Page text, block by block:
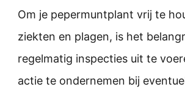
Om je pepermuntplant vrij te
ziekten en plagen, is het
regelmatig inspecties uit te
actie te ondernemen bij